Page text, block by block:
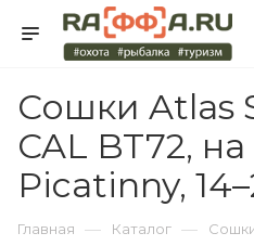
Сошки Atlas
CAL BT72, на
Picatinny,
Главная — Каталог —